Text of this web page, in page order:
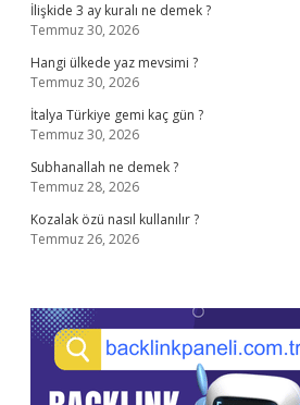
İlişkide 3 ay kuralı ne demek ?
Temmuz 30, 2026
Hangi ülkede yaz mevsimi ?
Temmuz 30, 2026
İtalya Türkiye gemi kaç gün ?
Temmuz 30, 2026
Subhanallah ne demek ?
Temmuz 28, 2026
Kozalak özü nasıl kullanılır ?
Temmuz 26, 2026